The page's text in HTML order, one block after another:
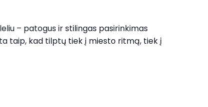
– patogus ir stilingas pasirinkimas
taip, kad tilptų tiek į miesto ritmą, tiek į